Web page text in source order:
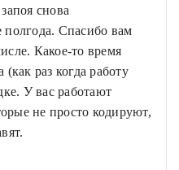
снова
полгода. Спасибо вам
Какое-то время
(как раз когда работу
У вас работают
не просто кодируют,